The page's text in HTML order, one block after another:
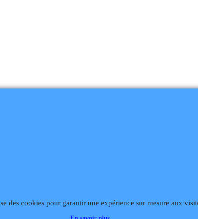
Site hébergé par Infomaniak
des cookies pour garantir une expérience sur mesure aux